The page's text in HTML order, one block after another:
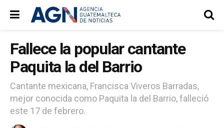
Fallece la popular cantante
Paquita la del Barrio
Cantante mexicana, Francisca Viveros Barradas,
mejor conocida como Paquita la del Barrio, falleció
este 17 de febrero.